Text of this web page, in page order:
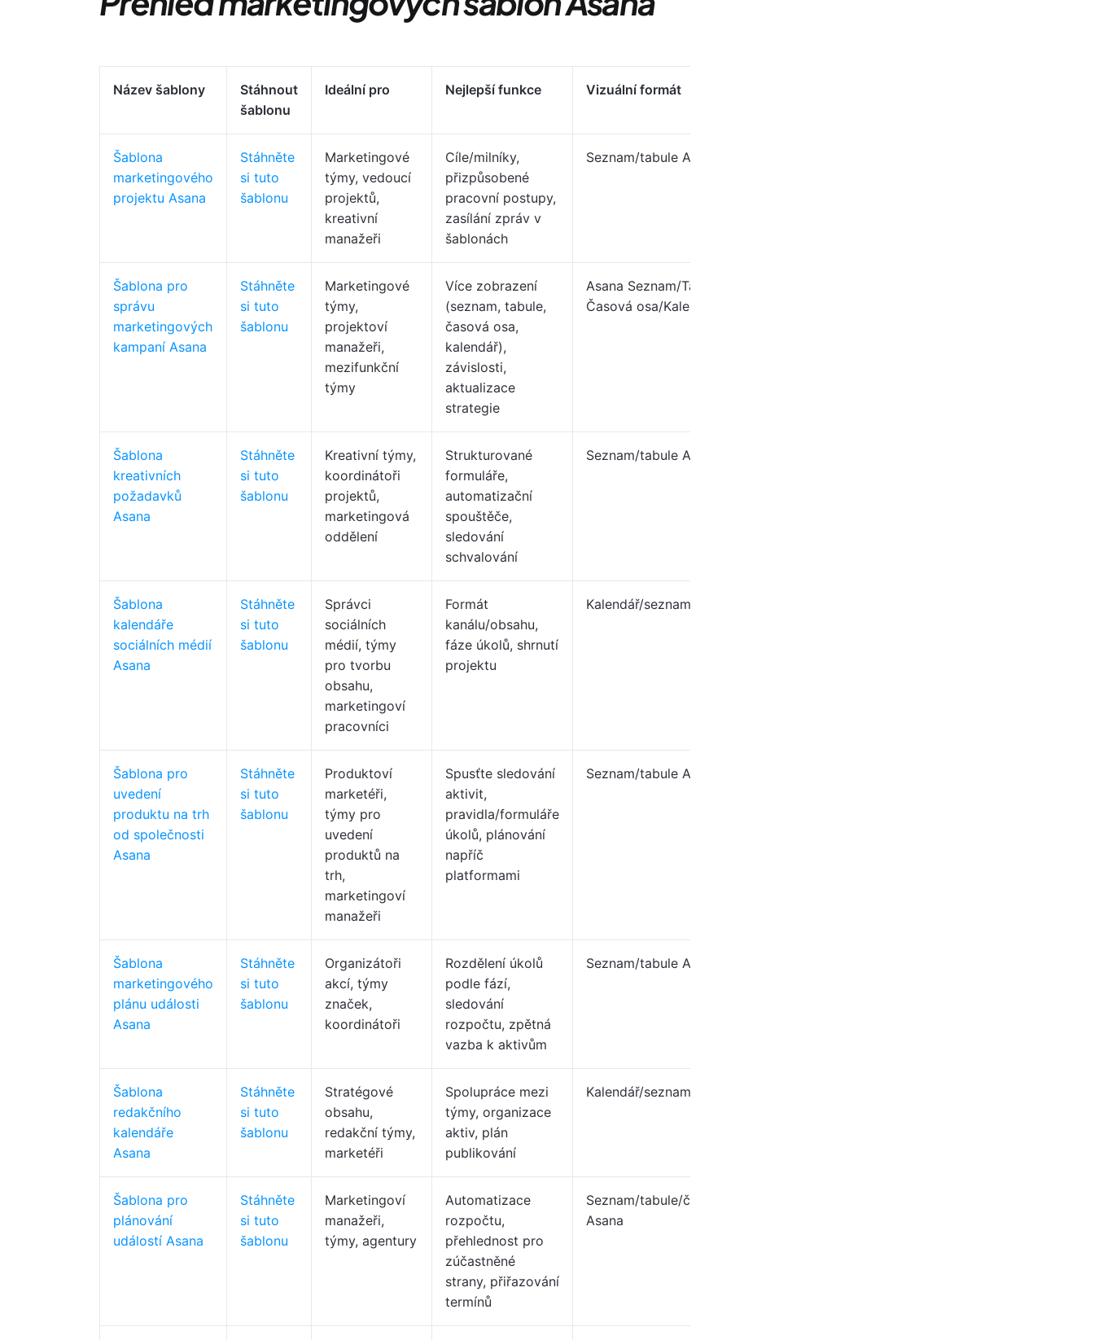
Název šablony
Stáhnout
šablonu
Ideální pro Nejlepší funkce Vizuální formát
Šablona
marketingového
projektu Asana
Stáhněte
si tuto
šablonu
Marketingové
týmy, vedoucí
projektů,
kreativní
manažeři
Cíle/milníky,
přizpůsobené
pracovní postupy,
zasílání zpráv v
šablonách
Seznam/tabule Asana
Šablona pro
správu
marketingových
kampaní Asana
Stáhněte
si tuto
šablonu
Marketingové
týmy,
projektoví
manažeři,
mezifunkční
týmy
Více zobrazení
(seznam, tabule,
časová osa,
kalendář),
závislosti,
aktualizace
strategie
Asana Seznam/Tabule/
Časová osa/Kalendář
Šablona
kreativních
požadavků
Asana
Stáhněte
si tuto
šablonu
Kreativní týmy,
koordinátoři
projektů,
marketingová
oddělení
Strukturované
formuláře,
automatizační
spouštěče,
sledování
schvalování
Seznam/tabule Asana
Šablona
kalendáře
sociálních médií
Asana
Stáhněte
si tuto
šablonu
Správci
sociálních
médií, týmy
pro tvorbu
obsahu,
marketingoví
pracovníci
Formát
kanálu/obsahu,
fáze úkolů, shrnutí
projektu
Kalendář/seznam Asana
Šablona pro
uvedení
produktu na trh
od společnosti
Asana
Stáhněte
si tuto
šablonu
Produktoví
marketéři,
týmy pro
uvedení
produktů na
trh,
marketingoví
manažeři
Spusťte sledování
aktivit,
pravidla/formuláře
úkolů, plánování
napříč
platformami
Seznam/tabule Asana
Šablona
marketingového
plánu události
Asana
Stáhněte
si tuto
šablonu
Organizátoři
akcí, týmy
značek,
koordinátoři
Rozdělení úkolů
podle fází,
sledování
rozpočtu, zpětná
vazba k aktivům
Seznam/tabule Asana
Šablona
redakčního
kalendáře
Asana
Stáhněte
si tuto
šablonu
Stratégové
obsahu,
redakční týmy,
marketéři
Spolupráce mezi
týmy, organizace
aktiv, plán
publikování
Kalendář/seznam Asana
Šablona pro
plánování
událostí Asana
Stáhněte
si tuto
šablonu
Marketingoví
manažeři,
týmy, agentury
Automatizace
rozpočtu,
přehlednost pro
zúčastněné
strany, přiřazování
termínů
Seznam/tabule/časová osa
Asana